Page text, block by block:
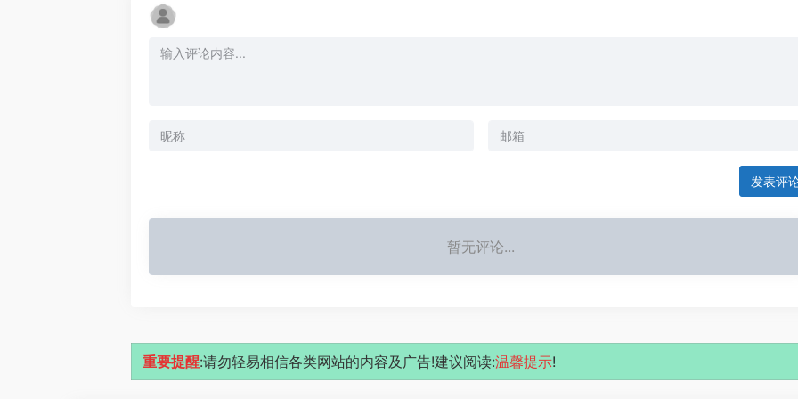
发表评
暂无评论...
重要提醒:请勿轻易相信各类网站的内容及广告!建议阅读:温馨提示!